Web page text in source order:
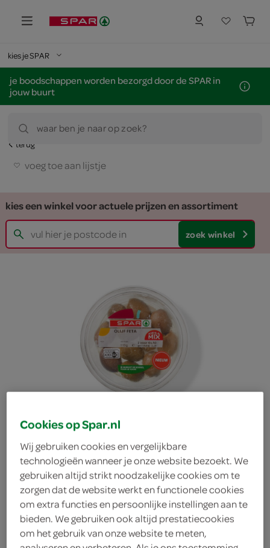
kies je SPAR
je boodschappen worden bezorgd door de SPAR in
jouw buurt
waar ben je naar op zoek?
terug
voeg toe aan lijstje
kies een winkel voor actuele prijzen en assortiment
zoek winkel
Spar olijven gevuld feta
Spar
Cookies op Spar.nl
Wij gebruiken cookies en vergelijkbare
technologieën wanneer je onze website bezoekt. We
gebruiken altijd strikt noodzakelijke cookies om te
zorgen dat de website werkt en functionele cookies
om extra functies en persoonlijke instellingen aan te
bieden. We gebruiken ook altijd prestatiecookies
om het gebruik van onze website te meten,